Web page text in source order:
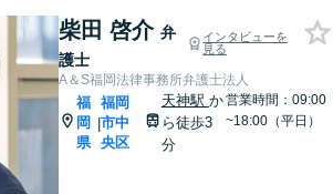
柴田 啓介 弁
護士
インタビューを
見る
A＆S福岡法律事務所弁護士法人
福
岡
県
|
福岡
市中
央区
天神駅 か
ら徒歩3
分
営業時間：09:00
~18:00（平日）